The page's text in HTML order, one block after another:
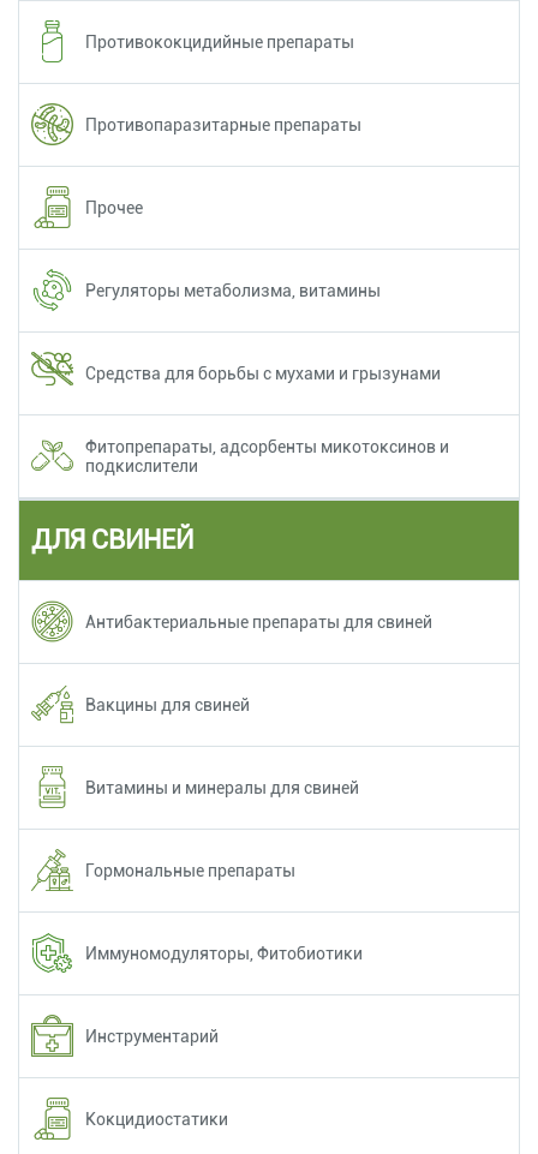
Противококцидийные препараты
Противопаразитарные препараты
Прочее
Регуляторы метаболизма, витамины
Средства для борьбы с мухами и грызунами
Фитопрепараты, адсорбенты микотоксинов и
подкислители
ДЛЯ СВИНЕЙ
Антибактериальные препараты для свиней
Вакцины для свиней
Витамины и минералы для свиней
Гормональные препараты
Иммуномодуляторы, Фитобиотики
Инструментарий
Кокцидиостатики